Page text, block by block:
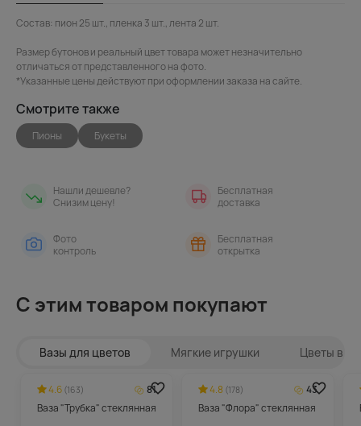
Состав: пион 25 шт., пленка 3 шт., лента 2 шт.
Размер бутонов и реальный цвет товара может незначительно
отличаться от представленного на фото.
*Указанные цены действуют при оформлении заказа на сайте.
Смотрите также
Пионы Букеты
Нашли дешевле?
Снизим цену!
Бесплатная
доставка
Фото
контроль
Бесплатная
открытка
С этим товаром покупают
Вазы для цветов Мягкие игрушки Цветы в
4.6 (163)
81
Ваза "Трубка" стеклянная
4.8 (178)
43
Ваза "Флора" стеклянная